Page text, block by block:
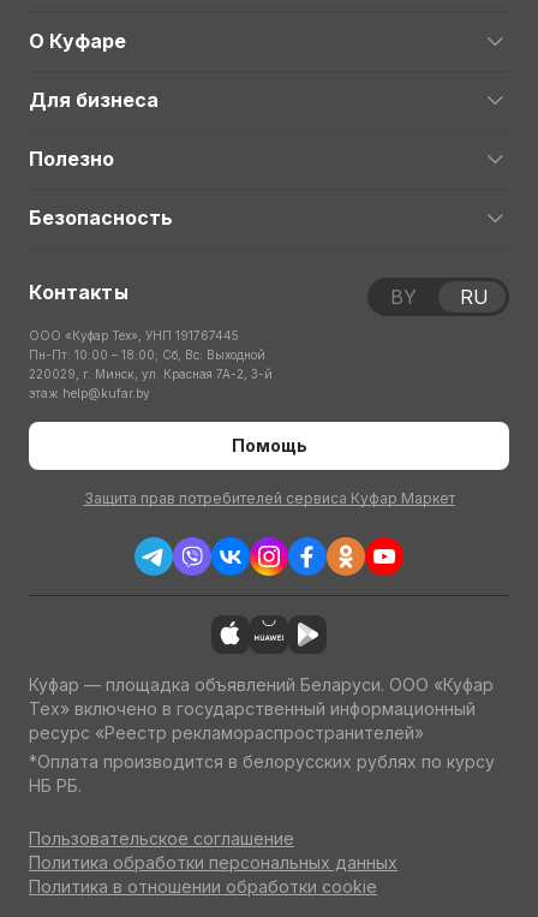
О Куфаре
Для бизнеса
Полезно
Безопасность
Контакты
ООО «Куфар Тех», УНП 191767445
Пн-Пт: 10:00 – 18:00; Сб, Вс: Выходной
220029, г. Минск, ул. Красная 7А-2, 3-й
этаж help@kufar.by
Помощь
Защита прав потребителей сервиса Куфар Маркет
BY RU
Куфар — площадка объявлений Беларуси. ООО «Куфар
Тех» включено в государственный информационный
ресурс «Реестр рекламораспространителей»
*Оплата производится в белорусских рублях по курсу
НБ РБ.
Пользовательское соглашение
Политика обработки персональных данных
Политика в отношении обработки cookie